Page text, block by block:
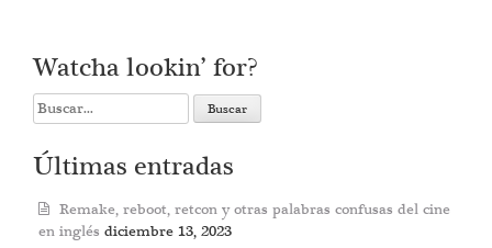
Watcha lookin’ for?
Search
for:
Últimas entradas
Remake, reboot, retcon y otras palabras confusas del cine
en inglés diciembre 13, 2023